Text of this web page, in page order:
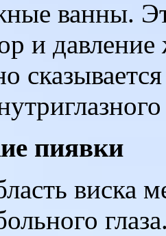
ванны.
и
пиявки
виска